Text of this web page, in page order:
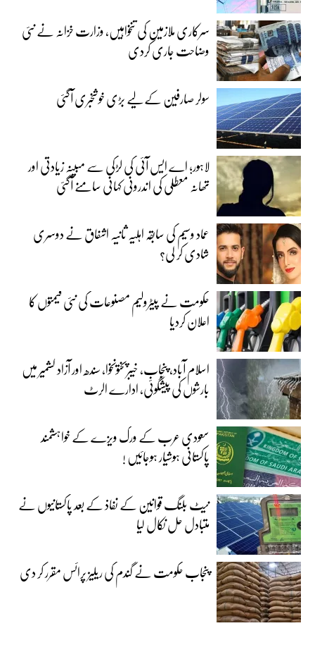
سرکاری ملازمین کی تنخواہیں، وزارت خزانہ نے نئی
وضاحت جاری کردی
سولر صارفین کے لیے بڑی خوشخبری آگئی
لاہور؛ اے ایس آئی کی لڑکی سے مبینہ زیادتی اور
تھانہ معطلی کی اندرونی کہانی سامنے آگئی
عماد وسیم کی سابقہ اہلیہ ثانیہ اشفاق نے دوسری
شادی کر لی؟
حکومت نے پیٹرولیم مصنوعات کی نئی قیمتوں کا
اعلان کردیا
اسلام آباد، پنجاب، خیبرپختونخوا، سندھ اور آزاد کشمیر میں
بارشوں کی پیشگوئی، ادارے الرٹ
سعودی عرب کے ورک ویزے کے خواہشمند
پاکستانی ہوشیار ہوجائیں !
نیٹ بلنگ قوانین کے نفاذ کے بعد پاکستانیوں نے
متبادل حل نکال لیا
پنجاب حکومت نے گندم کی ریلیز پرائس مقرر کر دی‎